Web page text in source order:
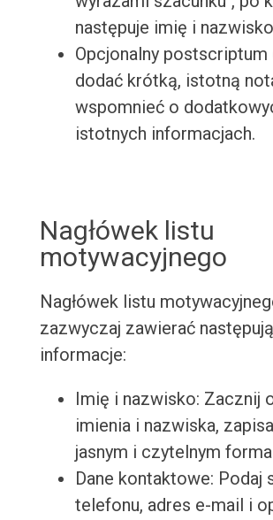
następuje imię i
Opcjonalny postscriptum
dodać krótką, istotną
wspomnieć o
istotnych informacjach.
Nagłówek listu
motywacyjnego
Nagłówek listu
zazwyczaj zawierać
informacje:
Imię i nazwisko: Zacznij
imienia i nazwiska,
jasnym i czytelnym
Dane kontaktowe: Podaj
telefonu, adres e-mail i